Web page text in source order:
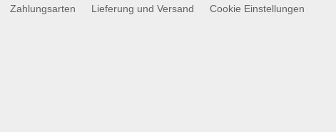
Zahlungsarten Lieferung und Versand Cookie Einstellungen